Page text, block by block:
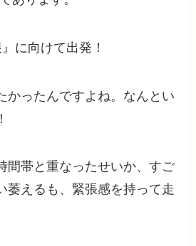
に向けて出発！
かったんですよね。なんとい
間帯と重なったせいか、すご
萎えるも、緊張感を持って走